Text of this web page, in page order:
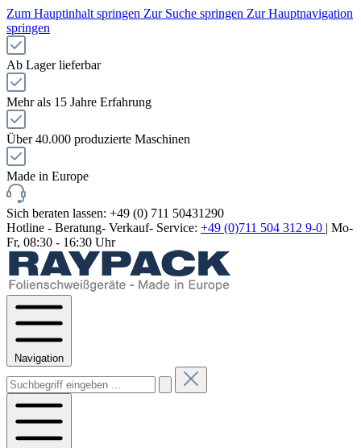
Zum Hauptinhalt springen Zur Suche springen Zur Hauptnavigation
springen
Ab Lager lieferbar
Mehr als 15 Jahre Erfahrung
Über 40.000 produzierte Maschinen
Made in Europe
Sich beraten lassen: +49 (0) 711 50431290
Hotline - Beratung- Verkauf- Service: +49 (0)711 504 312 9-0 | Mo-
Fr, 08:30 - 16:30 Uhr
Navigation